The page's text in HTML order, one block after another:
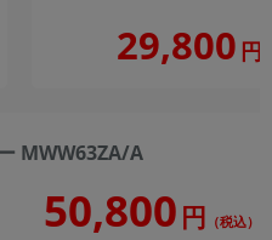
29,800 円
MWW63ZA/A
50,800 円 （税込）